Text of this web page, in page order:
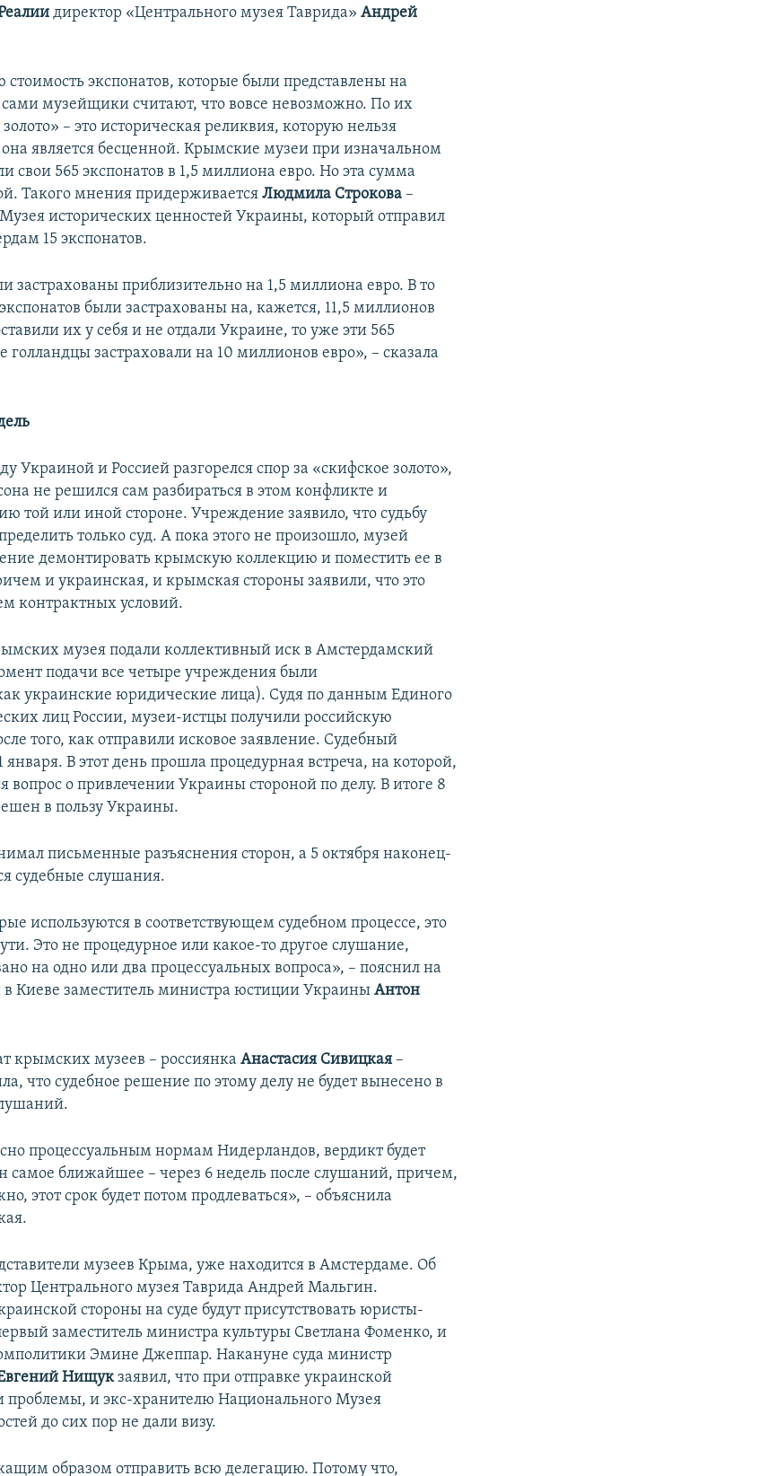
директор «Центрального музея Таврида» Андрей
экспонатов, которые были представлены на
сами музейщики считают, что вовсе невозможно. По их
– это историческая реликвия, которую нельзя
она является бесценной. Крымские музеи при изначальном
свои 565 экспонатов в 1,5 миллиона евро. Но эта сумма
Такого мнения придерживаетсяЛюдмила Строкова –
исторических ценностей Украины, который отправил
15 экспонатов.
застрахованы приблизительно на 1,5 миллиона евро. В то
были застрахованы на, кажется, 11,5 миллионов
их у себя и не отдали Украине, то уже эти 565
голландцы застраховали на 10 миллионов евро», – сказала
Украиной и Россией разгорелся спор за «скифское золото»,
не решился сам разбираться в этом конфликте и
той или иной стороне. Учреждение заявило, что судьбу
только суд. А пока этого не произошло, музей
демонтировать крымскую коллекцию и поместить ее в
и украинская, и крымская стороны заявили, что это
контрактных условий.
музея подали коллективный иск в Амстердамский
подачи все четыре учреждения были
украинские юридические лица). Судя по данным Единого
лиц России, музеи-истцы получили российскую
того, как отправили исковое заявление. Судебный
января. В этот день прошла процедурная встреча, на которой,
вопрос о привлечении Украины стороной по делу. В итоге 8
в пользу Украины.
письменные разъяснения сторон, а 5 октября наконец-
судебные слушания.
используются в соответствующем судебном процессе, это
Это не процедурное или какое-то другое слушание,
на одно или два процессуальных вопроса», – пояснил на
Киеве заместитель министра юстиции УкраиныАнтон
крымских музеев – россиянка Анастасия Сивицкая–
что судебное решение по этому делу не будет вынесено в
процессуальным нормам Нидерландов, вердикт будет
самое ближайшее – через 6 недель после слушаний, причем,
этот срок будет потом продлеваться», – объяснила
музеев Крыма, уже находится в Амстердаме. Об
Центрального музея Таврида Андрей Мальгин.
стороны на суде будут присутствовать юристы-
заместитель министра культуры Светлана Фоменко, и
Эмине Джеппар. Накануне суда министр
Нищукзаявил, что при отправке украинской
проблемы, и экс-хранителю Национального Музея
до сих пор не дали визу.
образом отправить всю делегацию. Потому что,